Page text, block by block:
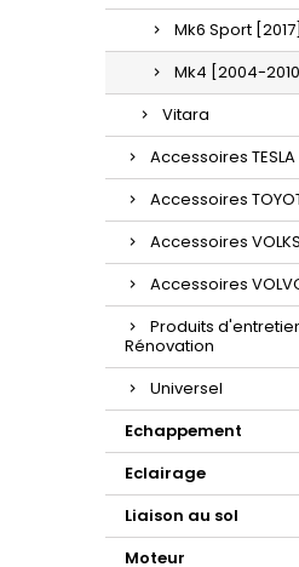
Mk6 Sport [2017]
Mk4 [2004-
Vitara
Accessoires TESLA
Accessoires
Accessoires
Accessoires
Produits
Rénovation
Universel
Echappement
Eclairage
Liaison au sol
Moteur